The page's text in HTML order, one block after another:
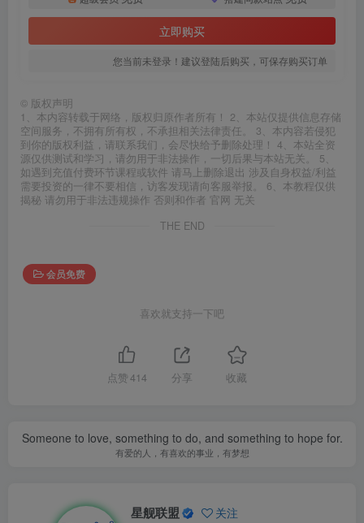
立即购买
您当前未登录！建议登陆后购买，可保存购买订单
© 版权声明
1、本内容转载于网络，版权归原作者所有！ 2、本站仅提供信息存储
空间服务，不拥有所有权，不承担相关法律责任。 3、本内容若侵犯
到你的版权利益，请联系我们，会尽快给予删除处理！ 4、本站全资
源仅供测试和学习，请勿用于非法操作，一切后果与本站无关。 5、
如遇到充值付费环节课程或软件 请马上删除退出 涉及自身权益/利益
需要投资的一律不要相信，访客发现请向客服举报。 6、本教程仅供
揭秘 请勿用于非法违规操作 否则和作者 官网 无关
THE END
会员免费
喜欢就支持一下吧
点赞 414 分享 收藏
Someone to love, something to do, and something to hope for.
有爱的人，有喜欢的事业，有梦想
星舰联盟 关注